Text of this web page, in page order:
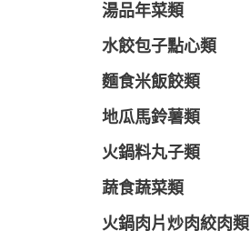
湯品年菜類
水餃包子點心類
麵食米飯餃類
地瓜馬鈴薯類
火鍋料丸子類
蔬食蔬菜類
火鍋肉片炒肉絞肉類